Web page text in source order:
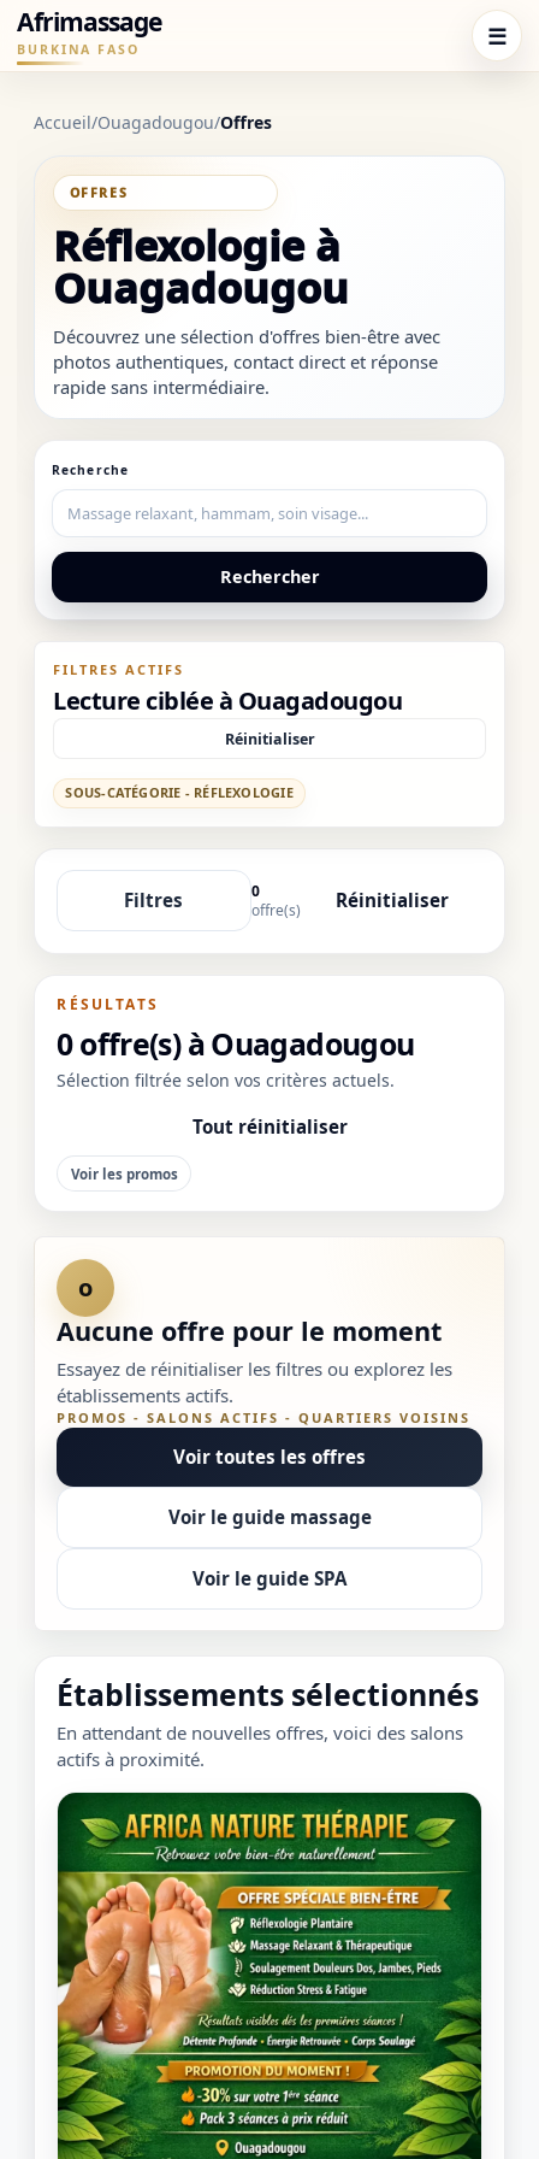
Afrimassage
BURKINA FASO ☰
Accueil/Ouagadougou/Offres
Réflexologie à
Ouagadougou
Découvrez une sélection d'offres bien-être avec
photos authentiques, contact direct et réponse
rapide sans intermédiaire.
Recherche
Rechercher
FILTRES ACTIFS
Lecture ciblée à Ouagadougou
Réinitialiser
SOUS-CATÉGORIE - RÉFLEXOLOGIE
Filtres
0
offre(s)
Réinitialiser
RÉSULTATS
0 offre(s) à Ouagadougou
Sélection filtrée selon vos critères actuels.
Tout réinitialiser
Voir les promos
o
Aucune offre pour le moment
Essayez de réinitialiser les filtres ou explorez les
établissements actifs.
PROMOS - SALONS ACTIFS - QUARTIERS VOISINS
Voir toutes les offres
Voir le guide massage
Voir le guide SPA
Établissements sélectionnés
En attendant de nouvelles offres, voici des salons
actifs à proximité.